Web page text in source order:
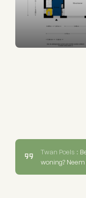
Twan Poels :
woning?